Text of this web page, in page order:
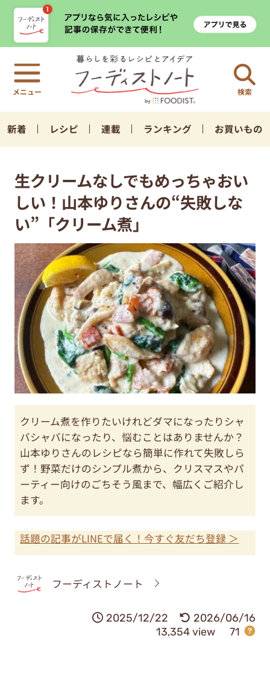
検索
新着 レシピ 連載 ランキング お買いもの
生クリームなしでもめっちゃおい
しい！山本ゆりさんの“失敗しな
い”「クリーム煮」
クリーム煮を作りたいけれどダマになったりシャ
バシャバになったり、悩むことはありませんか？
山本ゆりさんのレシピなら簡単に作れて失敗しら
ず！野菜だけのシンプル煮から、クリスマスやパ
ーティー向けのごちそう風まで、幅広くご紹介し
ます。
話題の記事がLINEで届く！今すぐ友だち登録 ＞
フーディストノート
2025/12/22
2026/06/16
13,354 view
71